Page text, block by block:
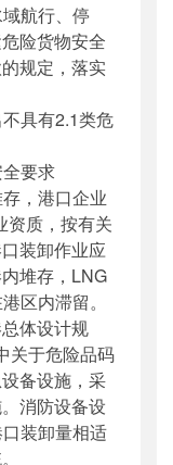
航行、停
险货物安全
规定，落实
具有2.1类危
要求
，港口企业
资质，按有关
装卸作业应
堆存，LNG
区内滞留。
体设计规
关于危险品码
备设施，采
消防设备设
装卸量相适